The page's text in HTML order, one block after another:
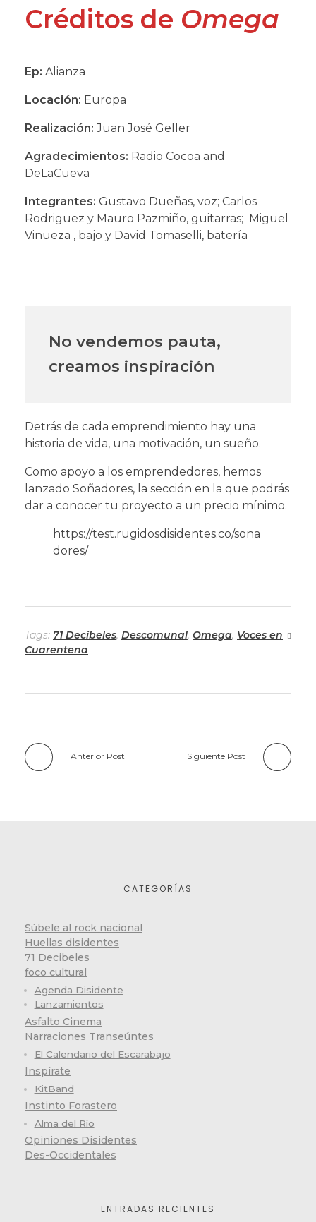
Créditos de Omega
Ep: Alianza
Locación: Europa
Realización: Juan José Geller
Agradecimientos: Radio Cocoa and
DeLaCueva
Integrantes: Gustavo Dueñas, voz; Carlos
Rodriguez y Mauro Pazmiño, guitarras; Miguel
Vinueza , bajo y David Tomaselli, batería
No vendemos pauta,
creamos inspiración
Detrás de cada emprendimiento hay una
historia de vida, una motivación, un sueño.
Como apoyo a los emprendedores, hemos
lanzado Soñadores, la sección en la que podrás
dar a conocer tu proyecto a un precio mínimo.
https://test.rugidosdisidentes.co/sona
dores/
Tags: 71 Decibeles, Descomunal, Omega, Voces en
Cuarentena
Anterior Post Siguiente Post
CATEGORÍAS
Súbele al rock nacional
Huellas disidentes
71 Decibeles
foco cultural
Agenda Disidente
Lanzamientos
Asfalto Cinema
Narraciones Transeúntes
El Calendario del Escarabajo
Inspírate
KitBand
Instinto Forastero
Alma del Río
Opiniones Disidentes
Des-Occidentales
ENTRADAS RECIENTES